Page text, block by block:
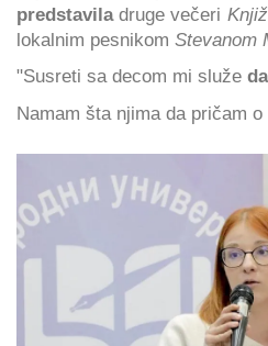
predstaviladruge večeri
lokalnim pesnikom Stevanom
"Susreti sa decom mi služe
Namam šta njima da pričam